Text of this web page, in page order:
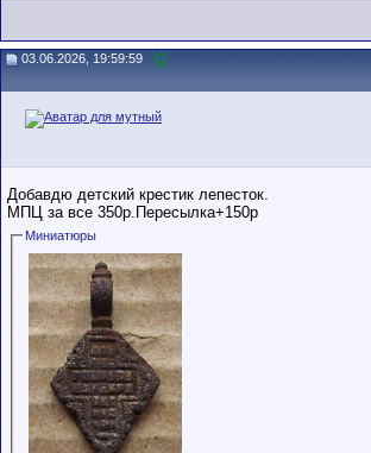
03.06.2026, 19:59:59
Добавдю детский крестик лепесток.
МПЦ за все 350р.Пересылка+150р
Миниатюры